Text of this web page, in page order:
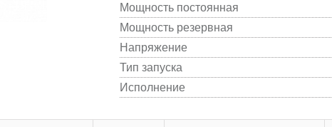
Мощность постоянная
Мощность резервная
Напряжение
Тип запуска
Исполнение